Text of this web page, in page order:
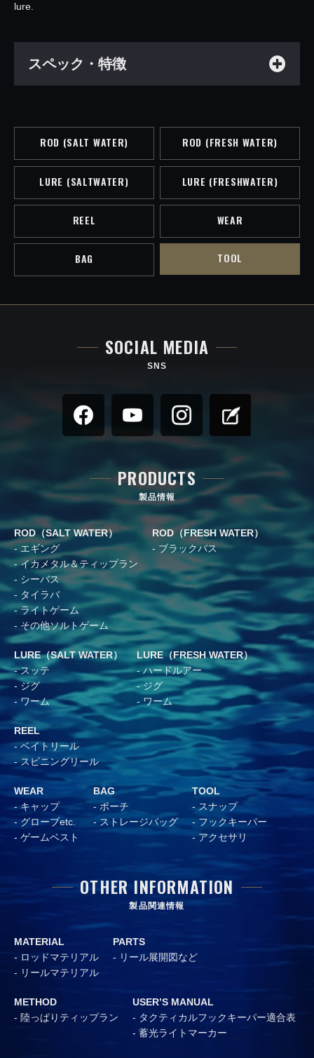
lure.
スペック・特徴
ROD (SALT WATER) ROD (FRESH WATER)
LURE (SALTWATER) LURE (FRESHWATER)
REEL WEAR
BAG TOOL
SOCIAL MEDIA
SNS
PRODUCTS
製品情報
ROD（SALT WATER）
エギング
イカメタル＆ティップラン
シーバス
タイラバ
ライトゲーム
その他ソルトゲーム
ROD（FRESH WATER）
ブラックバス
LURE（SALT WATER）
スッテ
ジグ
ワーム
LURE（FRESH WATER）
ハードルアー
ジグ
ワーム
REEL
ベイトリール
スピニングリール
WEAR
キャップ
グローブetc.
ゲームベスト
BAG
ポーチ
ストレージバッグ
TOOL
スナップ
フックキーパー
アクセサリ
OTHER INFORMATION
製品関連情報
MATERIAL
ロッドマテリアル
リールマテリアル
PARTS
リール展開図など
METHOD
陸っぱりティップラン
USER’S MANUAL
タクティカルフックキーパー適合表
蓄光ライトマーカー